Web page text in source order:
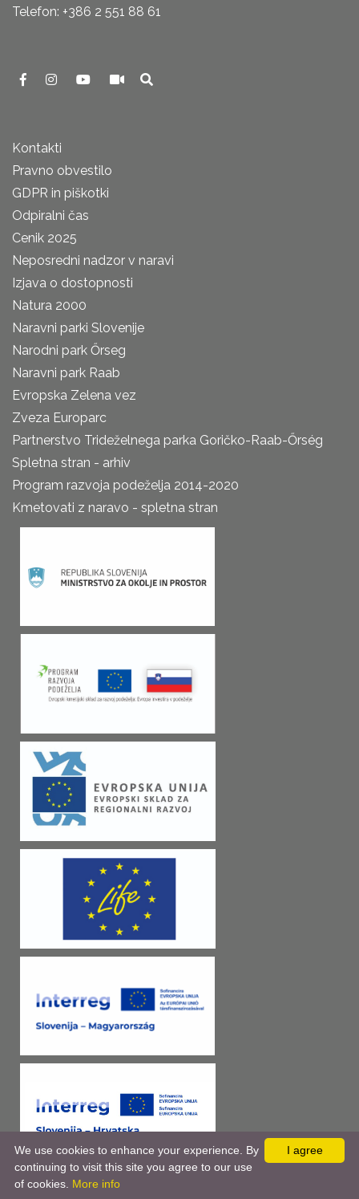
Telefon: +386 2 551 88 61
Kontakti
Pravno obvestilo
GDPR in piškotki
Odpiralni čas
Cenik 2025
Neposredni nadzor v naravi
Izjava o dostopnosti
Natura 2000
Naravni parki Slovenije
Narodni park Őrseg
Naravni park Raab
Evropska Zelena vez
Zveza Europarc
Partnerstvo Trideželnega parka Goričko-Raab-Őrség
Spletna stran - arhiv
Program razvoja podeželja 2014-2020
Kmetovati z naravo - spletna stran
I agree
We use cookies to enhance your experience. By
continuing to visit this site you agree to our use
of cookies. More info